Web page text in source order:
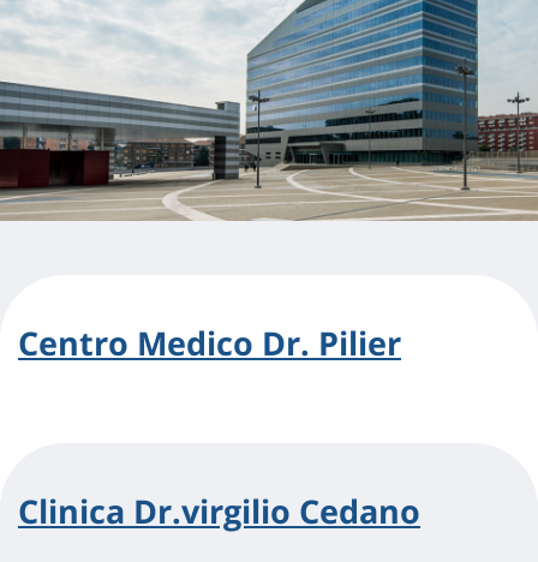
Centro Medico Dr. Pilier
Clinica Dr.virgilio Cedano